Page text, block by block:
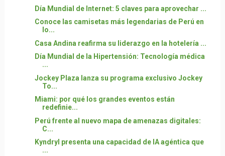
Día Mundial de Internet: 5 claves para aprovechar ...
Conoce las camisetas más legendarias de Perú en
lo...
Casa Andina reafirma su liderazgo en la hotelería ...
Día Mundial de la Hipertensión: Tecnología médica
...
Jockey Plaza lanza su programa exclusivo Jockey
To...
Miami: por qué los grandes eventos están
redefinie...
Perú frente al nuevo mapa de amenazas digitales:
C...
Kyndryl presenta una capacidad de IA agéntica que
...